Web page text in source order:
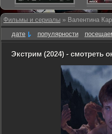
Фильмы и сериалы » Валентина
дате
популярности
Экстрим (2024) - смотреть